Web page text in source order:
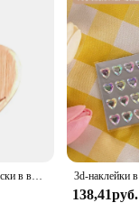
2025 г. деревянные подвески в виде сердца любви на День святого Валентина, подвесные украшения в форме сердца «сделай сам», деревянные подвесные украшения, подарки, автомобильные подвески на День святого Валентина
138,41руб.